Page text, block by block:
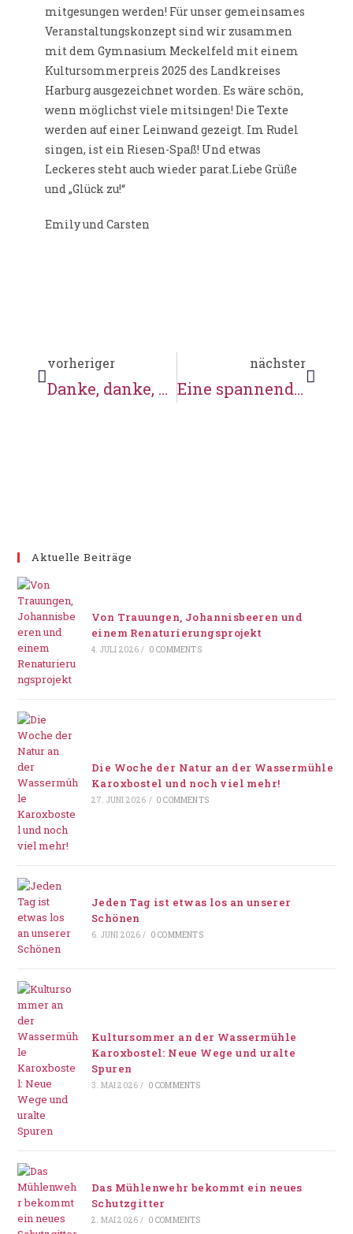
mitgesungen werden! Für unser gemeinsames
Veranstaltungskonzept sind wir zusammen
mit dem Gymnasium Meckelfeld mit einem
Kultursommerpreis 2025 des Landkreises
Harburg ausgezeichnet worden. Es wäre schön,
wenn möglichst viele mitsingen! Die Texte
werden auf einer Leinwand gezeigt. Im Rudel
singen, ist ein Riesen-Spaß! Und etwas
Leckeres steht auch wieder parat.Liebe Grüße
und „Glück zu!“
Emily und Carsten
vorheriger
Danke, danke, danke an alle Besucher!
nächster
Eine spannende Woche mit Fahrradtour.
Aktuelle Beiträge
Von Trauungen, Johannisbeeren und
einem Renaturierungsprojekt
4. JULI 2026 / 0 COMMENTS
Die Woche der Natur an der Wassermühle
Karoxbostel und noch viel mehr!
27. JUNI 2026 / 0 COMMENTS
Jeden Tag ist etwas los an unserer
Schönen
6. JUNI 2026 / 0 COMMENTS
Kultursommer an der Wassermühle
Karoxbostel: Neue Wege und uralte
Spuren
3. MAI 2026 / 0 COMMENTS
Das Mühlenwehr bekommt ein neues
Schutzgitter
2. MAI 2026 / 0 COMMENTS